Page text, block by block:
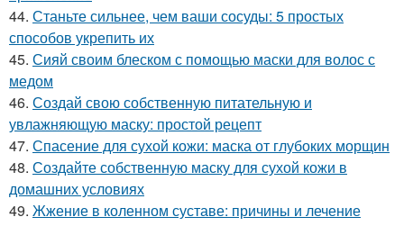
44. Станьте сильнее, чем ваши сосуды: 5 простых
способов укрепить их
45. Сияй своим блеском с помощью маски для волос с
медом
46. Создай свою собственную питательную и
увлажняющую маску: простой рецепт
47. Спасение для сухой кожи: маска от глубоких морщин
48. Создайте собственную маску для сухой кожи в
домашних условиях
49. Жжение в коленном суставе: причины и лечение